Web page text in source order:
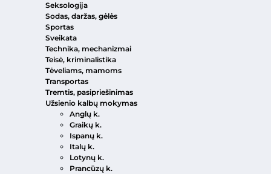
Seksologija
Sodas, daržas, gėlės
Sportas
Sveikata
Technika, mechanizmai
Teisė, kriminalistika
Tėveliams, mamoms
Transportas
Tremtis, pasipriešinimas
Užsienio kalbų mokymas
Anglų k.
Graikų k.
Ispanų k.
Italų k.
Lotynų k.
Prancūzų k.